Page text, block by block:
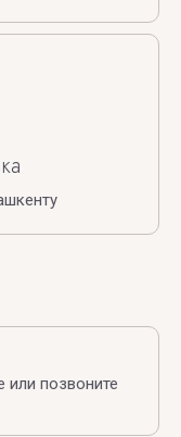
или позвоните